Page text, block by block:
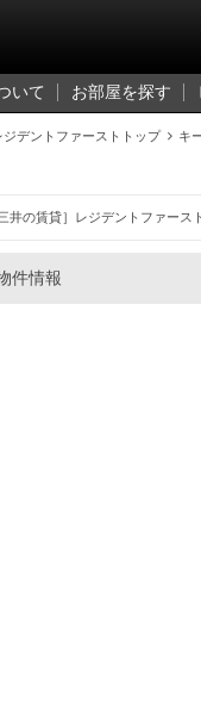
いて お部屋を探す
ジデントファーストトップ  キ
の賃貸］レジデントファー
件情報